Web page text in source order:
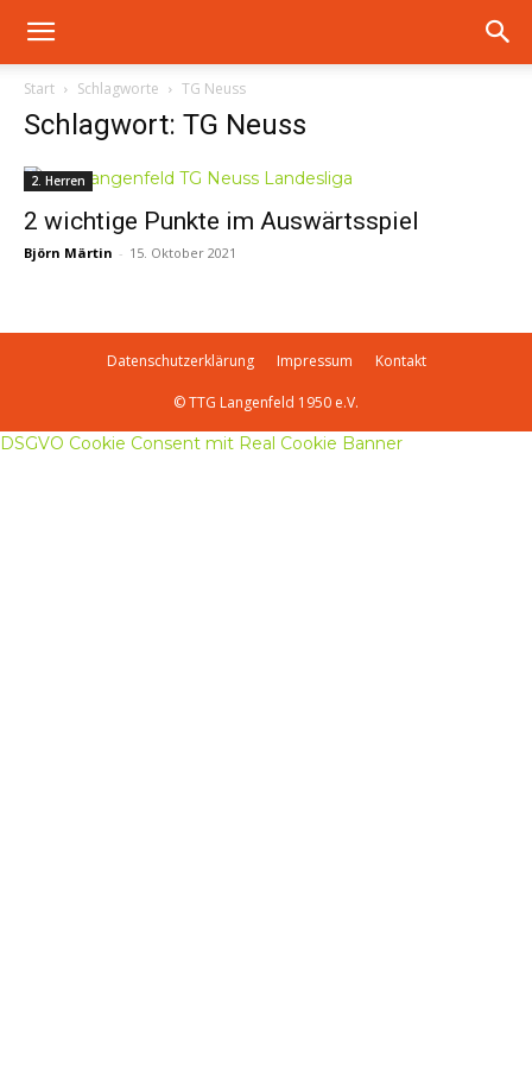
Start Schlagworte TG Neuss
Schlagwort: TG Neuss
2. Herren
2 wichtige Punkte im Auswärtsspiel
Björn Märtin - 15. Oktober 2021
Datenschutzerklärung Impressum Kontakt
© TTG Langenfeld 1950 e.V.
DSGVO Cookie Consent mit Real Cookie Banner